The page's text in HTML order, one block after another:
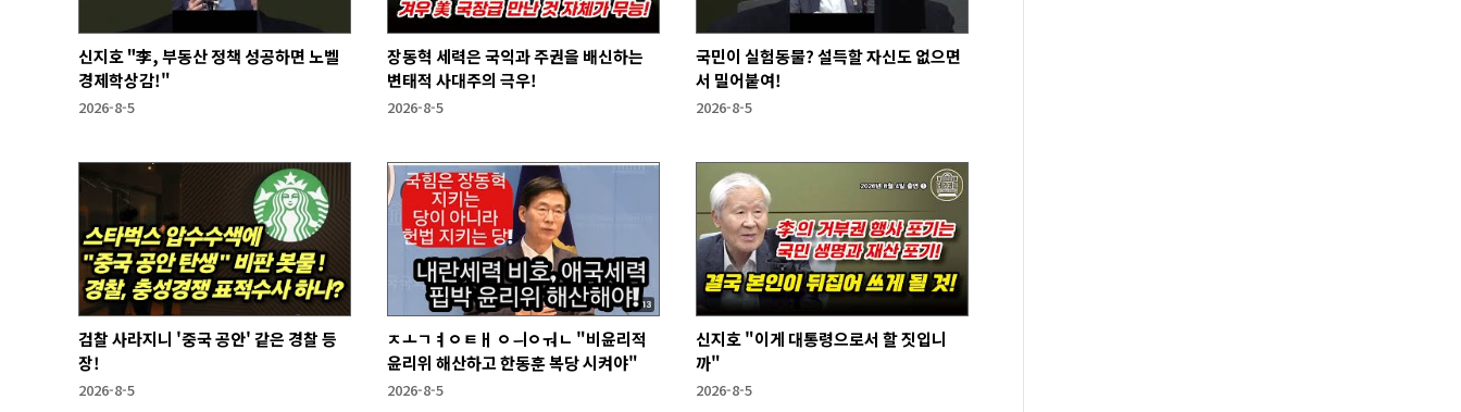
신지호 "李, 부동산 정책 성공하면 노벨
경제학상감!"
2026-8-5
장동혁 세력은 국익과 주권을 배신하는
변태적 사대주의 극우!
2026-8-5
국민이 실험동물? 설득할 자신도 없으면
서 밀어붙여!
2026-8-5
검찰 사라지니 '중국 공안' 같은 경찰 등
장!
2026-8-5
ㅈㅗㄱㅕㅇㅌㅐ ㅇㅢㅇㅝㄴ "비윤리적
윤리위 해산하고 한동훈 복당 시켜야"
2026-8-5
신지호 "이게 대통령으로서 할 짓입니
까"
2026-8-5